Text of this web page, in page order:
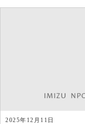
2025年12月11日